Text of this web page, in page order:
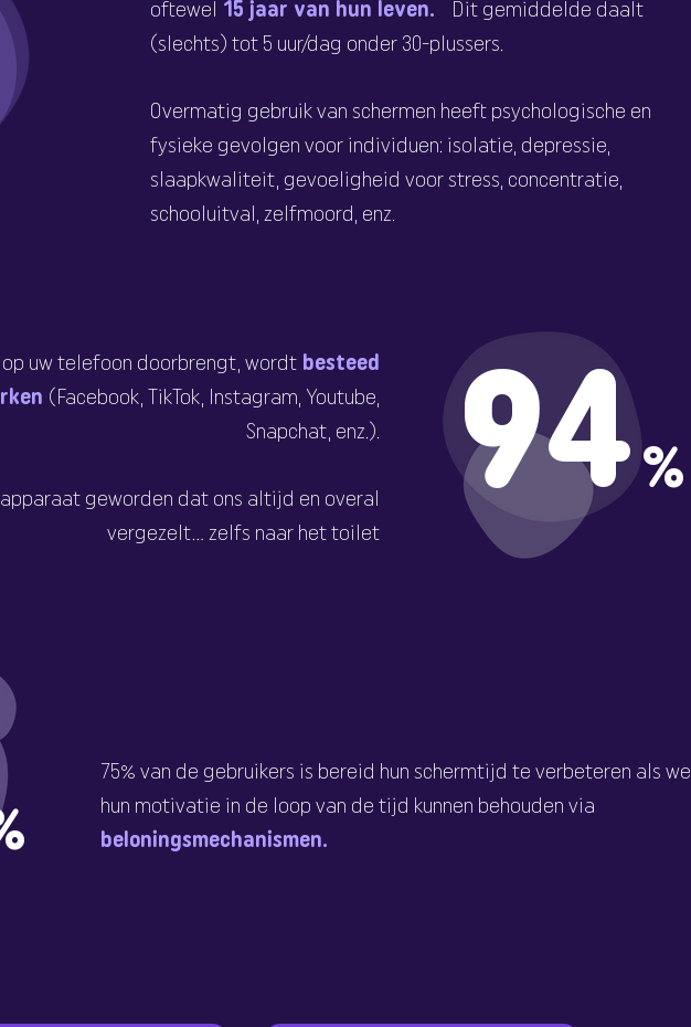
oftewel 15 jaar van hun leven.
Dit gemiddelde daalt
(slechts) tot 5 uur/dag onder 30-plussers.
Overmatig gebruik van schermen heeft psychologische en
fysieke gevolgen voor individuen: isolatie, depressie,
slaapkwaliteit, gevoeligheid voor stress, concentratie,
schooluitval, zelfmoord, enz.
uw telefoon doorbrengt, wordt besteed
(Facebook, TikTok, Instagram, Youtube,
Snapchat, enz.).
geworden dat ons altijd en overal
vergezelt... zelfs naar het toilet
94%
75% van de gebruikers is bereid hun schermtijd te verbeteren als we
hun motivatie in de loop van de tijd kunnen behouden via
beloningsmechanismen.